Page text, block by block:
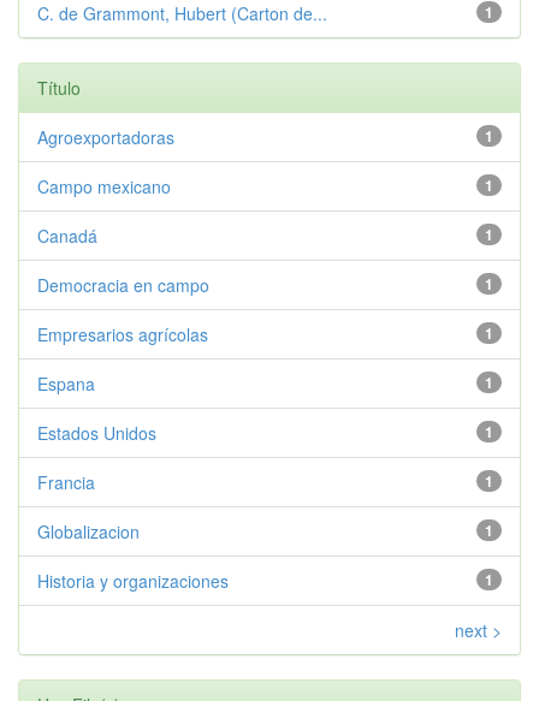
1
C. de Grammont, Hubert (Carton de...
Título
1
Agroexportadoras
1
Campo mexicano
1
Canadá
1
Democracia en campo
1
Empresarios agrícolas
1
Espana
1
Estados Unidos
1
Francia
1
Globalizacion
1
Historia y organizaciones
next >